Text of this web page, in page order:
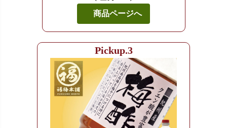
商品ページへ
Pickup.3